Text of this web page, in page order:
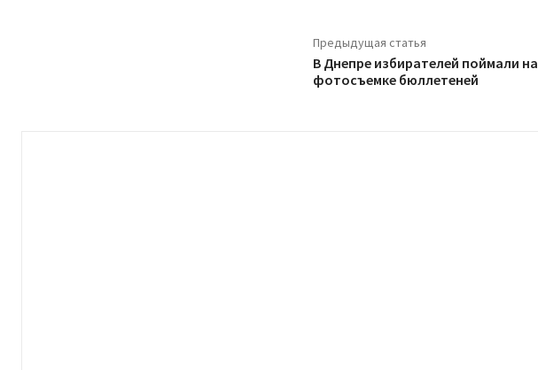
Предыдущая статья
В Днепре избирателей поймали на
фотосъемке бюллетеней